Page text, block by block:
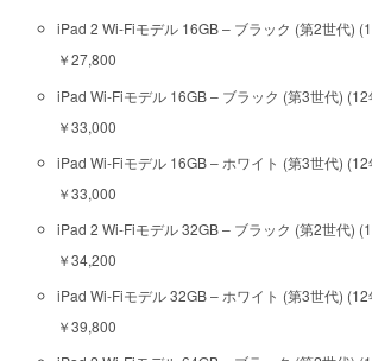
iPad 2 Wi-Fiモデル 16GB – ブラック (第2世代)
￥27,800
iPad Wi-Fiモデル 16GB – ブラック (第3世代)
￥33,000
iPad Wi-Fiモデル 16GB – ホワイト (第3世代)
￥33,000
iPad 2 Wi-Fiモデル 32GB – ブラック (第2世代)
￥34,200
iPad Wi-Fiモデル 32GB – ホワイト (第3世代)
￥39,800